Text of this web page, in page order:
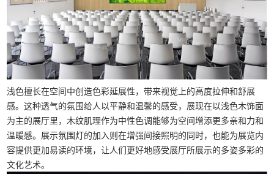
浅色擅长在空间中创造色彩延展性，带来视觉上的高度拉伸和舒展
感。这种透气的氛围给人以平静和温馨的感受，展现在以浅色木饰面
为主的展厅里，木纹肌理作为中性色调能够为空间增添更多亲和力和
温暖感。展示氛围灯的加入则在增强间接照明的同时，也能为展览内
容提供更加易读的环境，让人们更好地感受展厅所展示的多姿多彩的
文化艺术。